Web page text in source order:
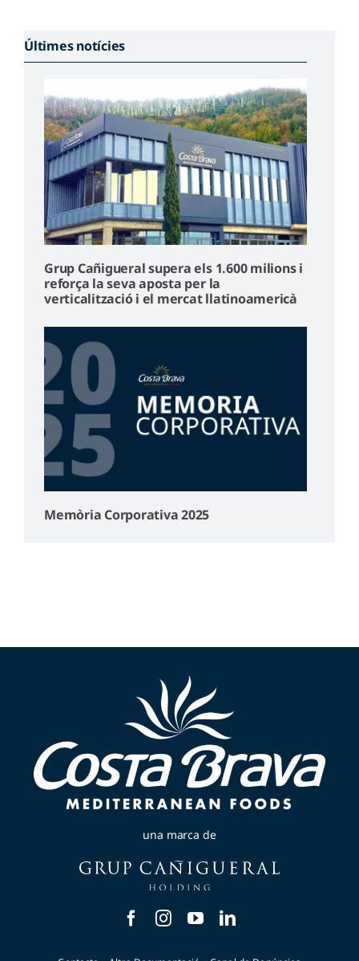
Últimes notícies
Grup Cañigueral supera els 1.600 milions i
reforça la seva aposta per la
verticalització i el mercat llatinoamericà
Memòria Corporativa 2025
una marca de